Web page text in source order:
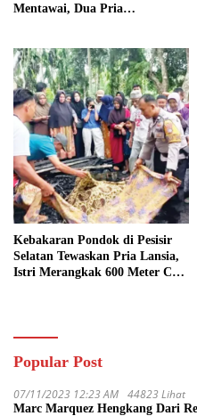
Mentawai, Dua Pria
Kebakaran Pondok di Pesisir
Selatan Tewaskan Pria Lansia,
Istri Merangkak 600 Meter Cari
Popular Post
07/11/2023 12:23 AM 44823 Lihat
Marc Marquez Hengkang Dari